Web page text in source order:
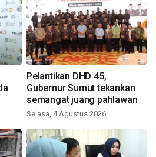
Pelantikan DHD 45,
Gubernur Sumut tekankan
semangat juang pahlawan
Selasa, 4 Agustus 2026